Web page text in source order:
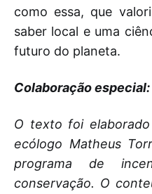
como essa, que
saber local e uma
futuro do planeta.
Colaboração especial:
O texto foi
ecólogo Matheus
programa de
conservação. O